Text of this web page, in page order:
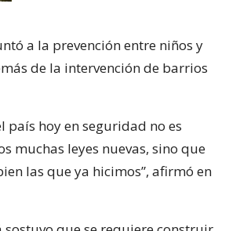
a la prevención entre niños y
de la intervención de barrios
país hoy en seguridad no es
muchas leyes nuevas, sino que
las que ya hicimos”, afirmó en